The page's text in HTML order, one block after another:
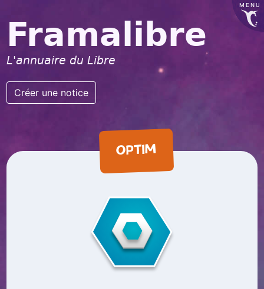
MENU
Framalibre
L'annuaire du Libre
Créer une notice
OPTIM